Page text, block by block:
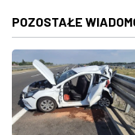
POZOSTAŁE